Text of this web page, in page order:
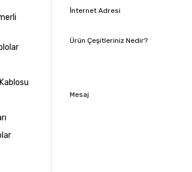
İnternet Adresi
Ürün Çeşitleriniz Nedir?
Mesaj